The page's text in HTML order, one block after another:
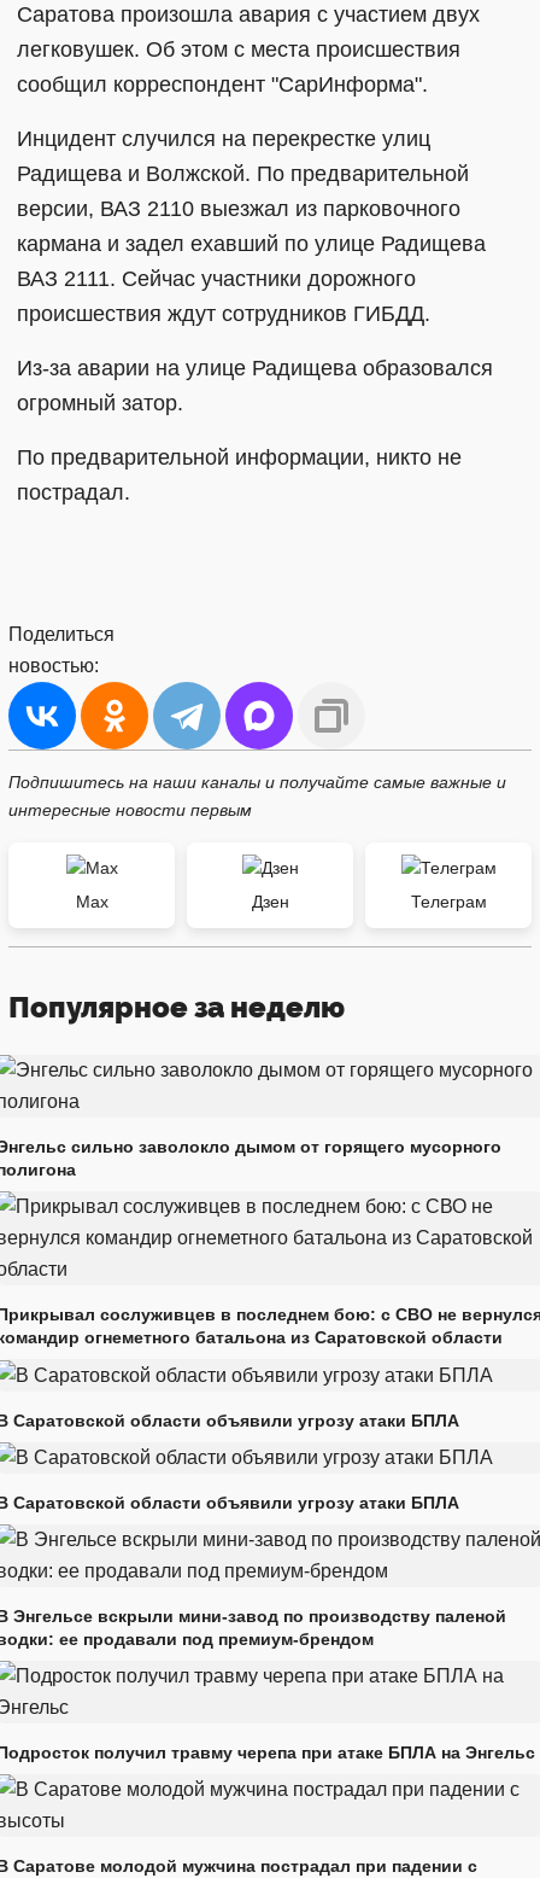
Саратова произошла авария с участием двух
легковушек. Об этом с места происшествия
сообщил корреспондент "СарИнформа".
Инцидент случился на перекрестке улиц
Радищева и Волжской. По предварительной
версии, ВАЗ 2110 выезжал из парковочного
кармана и задел ехавший по улице Радищева
ВАЗ 2111. Сейчас участники дорожного
происшествия ждут сотрудников ГИБДД.
Из-за аварии на улице Радищева образовался
огромный затор.
По предварительной информации, никто не
пострадал.
Поделиться
новостью:
Подпишитесь на наши каналы и получайте самые важные и
интересные новости первым
Max Дзен Телеграм
Популярное за неделю
сильно заволокло дымом от горящего мусорного
сослуживцев в последнем бою: с СВО не
огнеметного батальона из Саратовской области
Саратовской области объявили угрозу атаки БПЛА
Саратовской области объявили угрозу атаки БПЛА
Энгельсе вскрыли мини-завод по производству паленой
ее продавали под премиум-брендом
получил травму черепа при атаке БПЛА на Энгельс
Саратове молодой мужчина пострадал при падении с